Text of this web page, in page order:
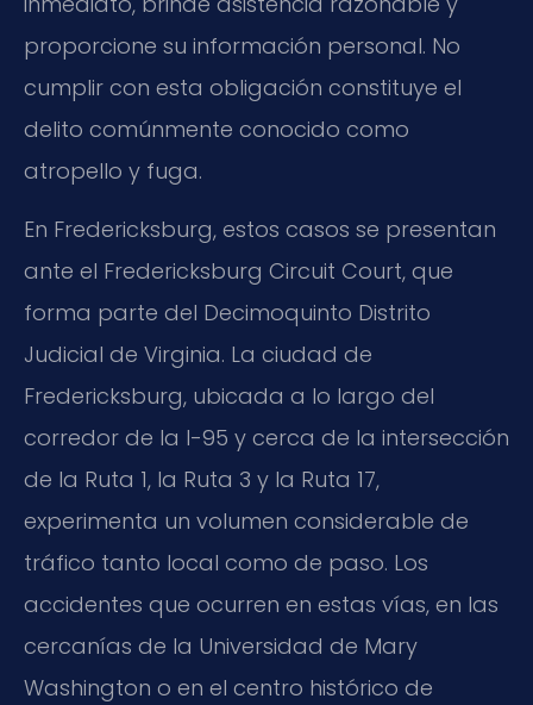
proporcione su información personal. No
cumplir con esta obligación constituye el
delito comúnmente conocido como
atropello y fuga.
En Fredericksburg, estos casos se presentan
ante el Fredericksburg Circuit Court, que
forma parte del Decimoquinto Distrito
Judicial de Virginia. La ciudad de
Fredericksburg, ubicada a lo largo del
corredor de la I-95 y cerca de la intersección
de la Ruta 1, la Ruta 3 y la Ruta 17,
experimenta un volumen considerable de
tráfico tanto local como de paso. Los
accidentes que ocurren en estas vías, en las
cercanías de la Universidad de Mary
Washington o en el centro histórico de